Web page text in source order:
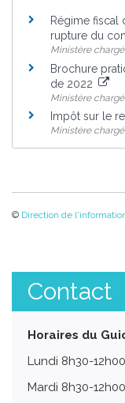
Régime fiscal
rupture du
Ministère
Brochure
de 2022
Ministère
Impôt sur le
Ministère
© Direction de
Contact
Horaires du
Lundi 8h30-
Mardi 8h30-